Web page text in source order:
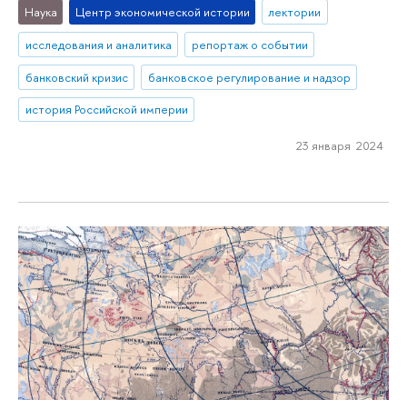
Наука Центр экономической истории
лектории
исследования и аналитика
репортаж о событии
банковский кризис
банковское регулирование и надзор
история Российской империи
23 января 2024